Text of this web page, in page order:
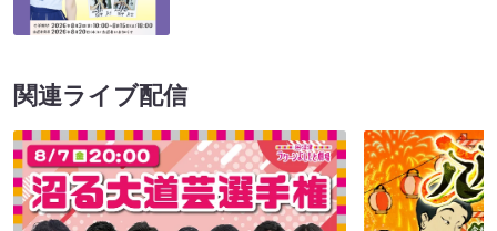
関連ライブ配信